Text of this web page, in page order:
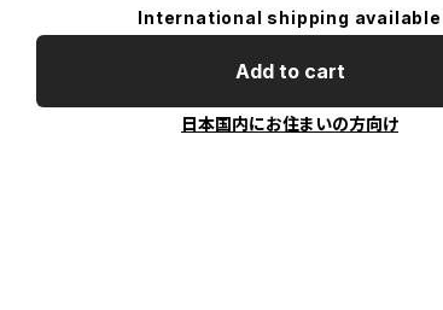
International shipping available
Add to cart
日本国内にお住まいの方向け